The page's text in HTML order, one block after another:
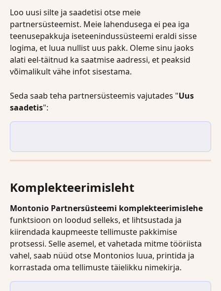
Loo uusi silte ja saadetisi otse meie
partnersüsteemist. Meie lahendusega ei pea iga
teenusepakkuja iseteenindussüsteemi eraldi sisse
logima, et luua nullist uus pakk. Oleme sinu jaoks
alati eel-täitnud ka saatmise aadressi, et peaksid
võimalikult vähe infot sisestama.
Seda saab teha partnersüsteemis vajutades "Uus
saadetis":
Komplekteerimisleht
Montonio Partnersüsteemi komplekteerimislehe
funktsioon on loodud selleks, et lihtsustada ja
kiirendada kaupmeeste tellimuste pakkimise
protsessi. Selle asemel, et vahetada mitme tööriista
vahel, saab nüüd otse Montonios luua, printida ja
korrastada oma tellimuste täielikku nimekirja.